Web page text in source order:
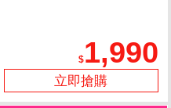
1,990
立即搶購